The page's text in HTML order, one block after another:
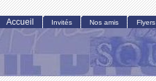
Accueil Invités Nos amis Flyers